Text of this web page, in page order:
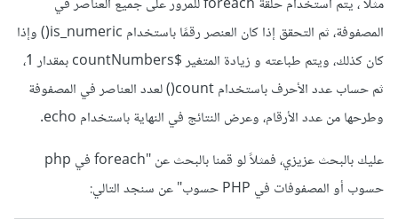
المصفوفة، ثم التحقق إذا كان العنصر رقمًا باستخدام is_numeric() وإذا
كان كذلك، ويتم طباعته و زيادة المتغير $countNumbers بمقدار 1،
ثم حساب عدد الأحرف باستخدام count() لعدد العناصر في المصفوفة
وطرحها من عدد الأرقام، وعرض النتائج في النهاية باستخدام echo.
عليك بالبحث عزيزي، فمثلاً لو قمنا بالبحث عن "foreach في php
حسوب أو المصفوفات في PHP حسوب" عن سنجد التالي: